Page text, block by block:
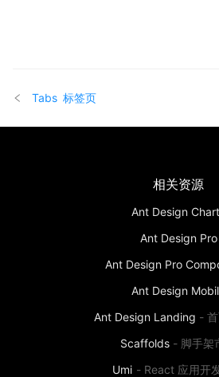
Tabs 标签页
相关资源
Ant Design
Ant Design Pro
Ant Design Pro
Ant Design
Ant Design Landing -
Scaffolds - 脚手架
Umi - React 应用开